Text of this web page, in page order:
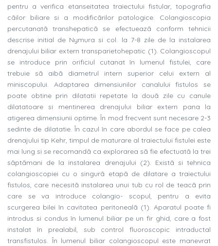
pentru a verifica etanseitatea traiectului fistular, topografia
cãilor biliare si a modificãrilor patologice. Colangioscopia
percutanatã transhepaticã se efectueazã conform tehnicii
descrise initial de Nymura si col. la 7-8 zile de la instalarea
drenajului biliar extern transparietohepatic (1). Colangioscopul
se introduce prin orificiul cutanat în lumenul fistulei, care
trebuie sã aibã diametrul intern superior celui extern al
miniscopului. Adaptarea dimensiunilor canalului fistulos se
poate obtine prin dilatatii repetate la douã zile cu canule
dilatatoare si mentinerea drenajului biliar extern pana la
atigerea dimensiunii optime. În mod frecvent sunt necesare 2-3
sedinte de dilatatie. În cazul în care abordul se face pe calea
drenajului tip Kehr, timpul de maturare al traiectului fistulei este
mai lung si se recomandã ca explorarea sã fie efectuatã la trei
sãptãmani de la instalarea drenajului (2). Existã si tehnica
colangioscopiei cu o singurã etapã de dilatare a traiectului
fistulos, care necesitã instalarea unui tub cu rol de teacã prin
care se va introduce colangio- scopul, pentru a evita
scurgerea bilei în cavitatea peritonealã (1). Aparatul poate fi
introdus si condus în lumenul biliar pe un fir ghid, care a fost
instalat în prealabil, sub control fluoroscopic intraductal
transfistulos. În lumenul biliar colangioscopul este manevrat